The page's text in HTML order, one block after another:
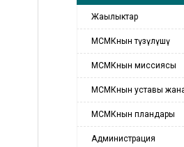
Жаңылыктар
МСМКнын түзүлүшү
МСМКнын миссиясы
МСМКнын уставы
МСМКнын пландары
Администрация